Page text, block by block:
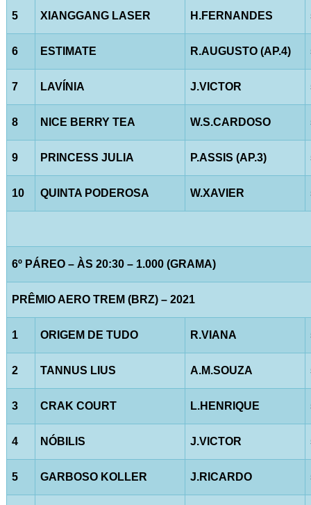
5 XIANGGANG LASER H.FERNANDES
6 ESTIMATE R.AUGUSTO (AP.4)
7 LAVÍNIA J.VICTOR
8 NICE BERRY TEA W.S.CARDOSO
9 PRINCESS JULIA P.ASSIS (AP.3)
10 QUINTA PODEROSA W.XAVIER
6º PÁREO – ÀS 20:30 – 1.000 (GRAMA)
PRÊMIO AERO TREM (BRZ) – 2021
1 ORIGEM DE TUDO R.VIANA
2 TANNUS LIUS A.M.SOUZA
3 CRAK COURT L.HENRIQUE
4 NÓBILIS J.VICTOR
5 GARBOSO KOLLER J.RICARDO